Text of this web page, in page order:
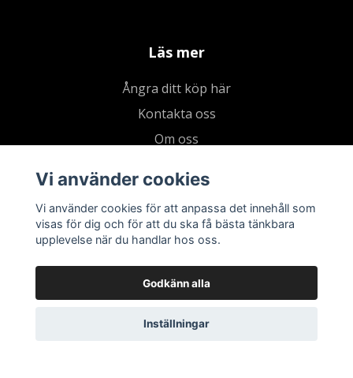
Läs mer
Ångra ditt köp här
Kontakta oss
Om oss
Kundklubb
Presentkort
Vi använder cookies
Vi använder cookies för att anpassa det innehåll som
visas för dig och för att du ska få bästa tänkbara
upplevelse när du handlar hos oss.
Godkänn alla
Inställningar